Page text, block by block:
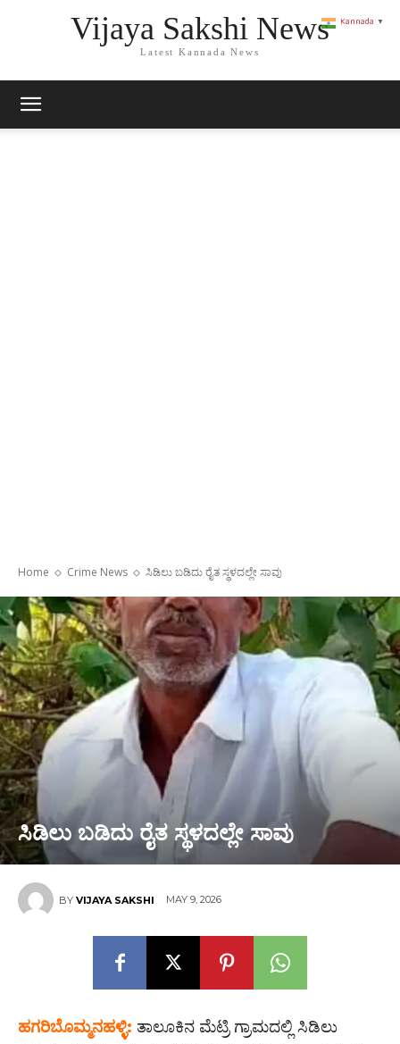
Vijaya Sakshi News
Latest Kannada News
Home Crime News ಸಿಡಿಲು ಬಡಿದು ರೈತ ಸ್ಥಳದಲ್ಲೇ ಸಾವು
ಸಿಡಿಲು ಬಡಿದು ರೈತ ಸ್ಥಳದಲ್ಲೇ ಸಾವು
BY VIJAYA SAKSHI MAY 9, 2026
ಹಗರಿಬೊಮ್ಮನಹಳ್ಳಿ: ತಾಲೂಕಿನ ಮೆಟ್ರಿ ಗ್ರಾಮದಲ್ಲಿ ಸಿಡಿಲು
Kannada ▼